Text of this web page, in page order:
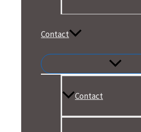
Contact
Contact